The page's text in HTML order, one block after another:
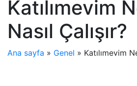
Katılımevim
Nasıl Çalışır?
Ana sayfa » Genel » Katılımevim